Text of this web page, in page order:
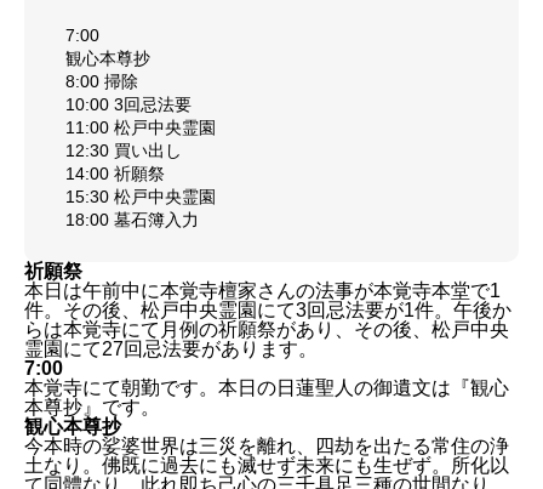
7:00
観心本尊抄
8:00 掃除
10:00 3回忌法要
11:00 松戸中央霊園
12:30 買い出し
14:00 祈願祭
15:30 松戸中央霊園
18:00 墓石簿入力
祈願祭
本日は午前中に本覚寺檀家さんの法事が本覚寺本堂で1
件。その後、松戸中央霊園にて3回忌法要が1件。午後か
らは本覚寺にて月例の祈願祭があり、その後、松戸中央
霊園にて27回忌法要があります。
7:00
本覚寺にて朝勤です。本日の日蓮聖人の御遺文は『観心
本尊抄』です。
観心本尊抄
今本時の娑婆世界は三災を離れ、四劫を出たる常住の浄
土なり。佛既に過去にも滅せず未来にも生ぜず。所化以